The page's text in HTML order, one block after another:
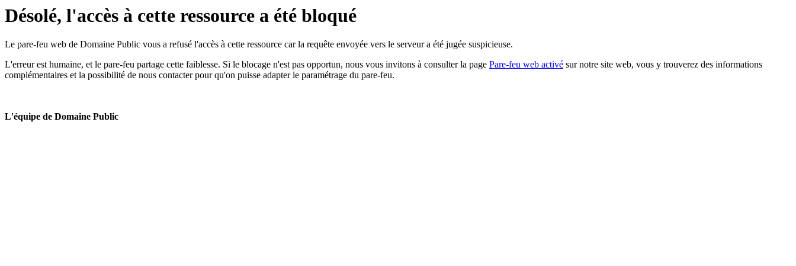
Désolé, l'accès à cette ressource a été bloqué
Le pare-feu web de Domaine Public vous a refusé l'accès à cette ressource car la requête envoyée vers le serveur a été jugée suspicieuse.
L'erreur est humaine, et le pare-feu partage cette faiblesse. Si le blocage n'est pas opportun, nous vous invitons à consulter la page Pare-feu web activé sur notre site web, vous y trouverez des informations
complémentaires et la possibilité de nous contacter pour qu'on puisse adapter le paramétrage du pare-feu.
L'équipe de Domaine Public